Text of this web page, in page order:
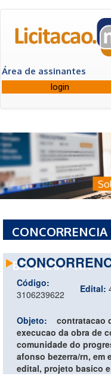
Área de assinantes
BEZERRA - RN
Código:
3106239622
Edital:
Objeto:
contratacao
execucao da obra de
comunidade do
afonso bezerra/rn, em
edital, projeto basico